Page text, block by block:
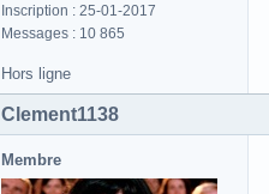
Inscription : 25-01-2017
Messages : 10 865
Hors ligne
Clement1138
Membre